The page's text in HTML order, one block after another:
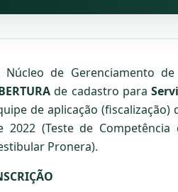
Núcleo de Gerenciamento
de cadastro para
de aplicação
2022 (Teste de
Pronera).